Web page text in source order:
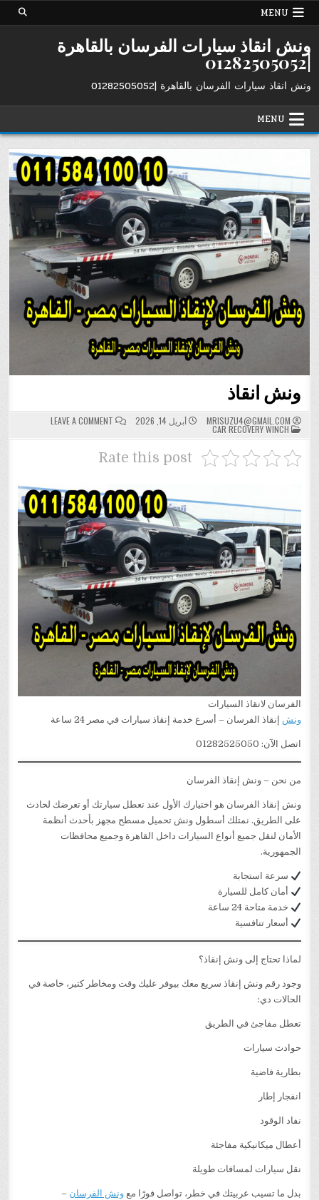
Skip
MENU
ونش انقاذ سيارات الفرسان بالقاهرة
|01282505052
ونش انقاذ سيارات الفرسان بالقاهرة |01282505052
MENU
ونش انقاذ
MRISUZU4@GMAIL.COM أبريل 14, 2026 LEAVE A COMMENT
ON
ونش
انقاذ
POSTED
IN
CAR RECOVERY WINCH
Rate this post
الفرسان لانقاذ السيارات
ونش إنقاذ الفرسان – أسرع خدمة إنقاذ سيارات في مصر 24 ساعة
اتصل الآن: 01282525050
من نحن – ونش إنقاذ الفرسان
ونش إنقاذ الفرسان هو اختيارك الأول عند تعطل سيارتك أو تعرضك لحادث
على الطريق. نمتلك أسطول ونش تحميل مسطح مجهز بأحدث أنظمة
الأمان لنقل جميع أنواع السيارات داخل القاهرة وجميع محافظات
الجمهورية.
سرعة استجابة
أمان كامل للسيارة
خدمة متاحة 24 ساعة
أسعار تنافسية
لماذا تحتاج إلى ونش إنقاذ؟
وجود رقم ونش إنقاذ سريع معك بيوفر عليك وقت ومخاطر كتير، خاصة في
الحالات دي:
تعطل مفاجئ في الطريق
حوادث سيارات
بطارية فاضية
انفجار إطار
نفاد الوقود
أعطال ميكانيكية مفاجئة
نقل سيارات لمسافات طويلة
بدل ما تسيب عربيتك في خطر، تواصل فورًا معونش الفرسان –